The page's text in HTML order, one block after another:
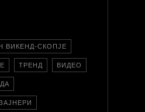
ВИКЕНД-СКОПЈЕ
ТРЕНД ВИДЕО